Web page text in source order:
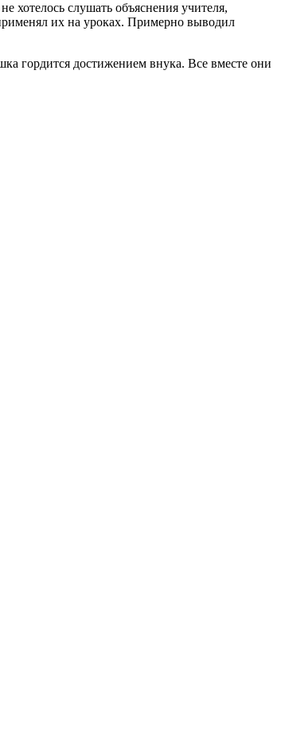
хотелось слушать объяснения учителя,
их на уроках. Примерно выводил
гордится достижением внука. Все вместе они